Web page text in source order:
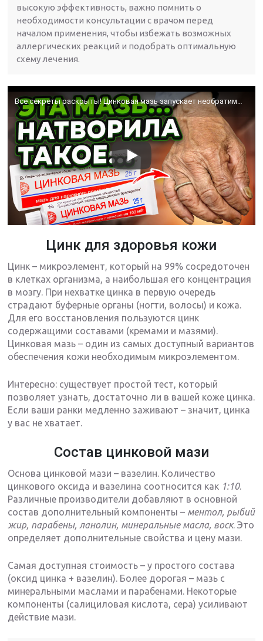
высокую эффективность, важно помнить о
необходимости консультации с врачом перед
началом применения, чтобы избежать возможных
аллергических реакций и подобрать оптимальную
схему лечения.
Цинк для здоровья кожи
Цинк – микроэлемент, который на 99% сосредоточен
в клетках организма, а наибольшая его концентрация
в мозгу. При нехватке цинка в первую очередь
страдают буферные органы (ногти, волосы) и кожа.
Для его восстановления пользуются цинк
содержащими составами (кремами и мазями).
Цинковая мазь – один из самых доступный вариантов
обеспечения кожи необходимым микроэлементом.
Интересно: существует простой тест, который
позволяет узнать, достаточно ли в вашей коже цинка.
Если ваши ранки медленно заживают – значит, цинка
у вас не хватает.
Состав цинковой мази
Основа цинковой мази – вазелин. Количество
цинкового оксида и вазелина соотносится как 1:10.
Различные производители добавляют в основной
состав дополнительный компоненты – ментол, рыбий
жир, парабены, ланолин, минеральные масла, воск. Это
определяет дополнительные свойства и цену мази.
Самая доступная стоимость – у простого состава
(оксид цинка + вазелин). Более дорогая – мазь с
минеральными маслами и парабенами. Некоторые
компоненты (салициловая кислота, сера) усиливают
действие мази.